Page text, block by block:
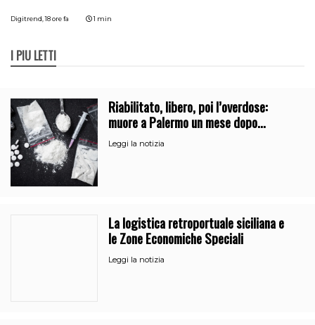
Digitrend,18 ore fa 1 min
I PIÙ LETTI
Riabilitato, libero, poi l’overdose:
muore a Palermo un mese dopo
l’uscita dalla comunità
Leggi la notizia
La logistica retroportuale siciliana e
le Zone Economiche Speciali
Leggi la notizia